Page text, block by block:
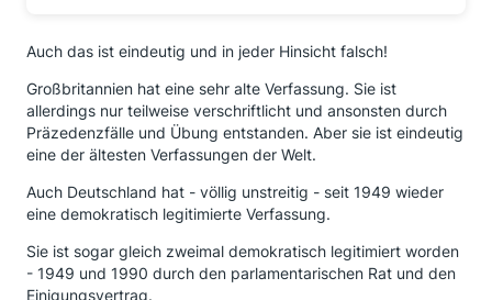
Auch das ist eindeutig und in jeder Hinsicht falsch!
Großbritannien hat eine sehr alte Verfassung. Sie ist
allerdings nur teilweise verschriftlicht und ansonsten durch
Präzedenzfälle und Übung entstanden. Aber sie ist eindeutig
eine der ältesten Verfassungen der Welt.
Auch Deutschland hat - völlig unstreitig - seit 1949 wieder
eine demokratisch legitimierte Verfassung.
Sie ist sogar gleich zweimal demokratisch legitimiert worden
- 1949 und 1990 durch den parlamentarischen Rat und den
Einigungsvertrag.